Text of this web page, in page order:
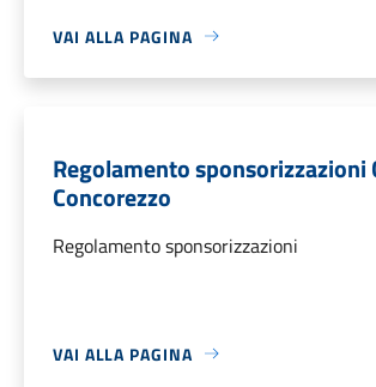
VAI ALLA PAGINA
Regolamento sponsorizzazioni
Concorezzo
Regolamento sponsorizzazioni
VAI ALLA PAGINA